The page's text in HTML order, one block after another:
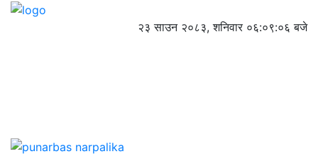
२३ साउन २०८३, शनिवार ०६:०९:०६ बजे